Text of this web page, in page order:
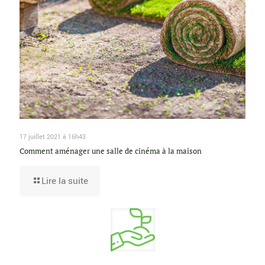
17 juillet 2021 à 16h43
Comment aménager une salle de cinéma à la maison
Lire la suite